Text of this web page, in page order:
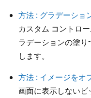
方法 : グラデーショ
カスタム コントロ
ラデーションの塗
します。
方法 : イメージをオ
画面に表示しない